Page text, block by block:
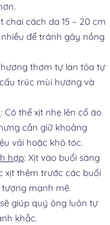
chai cách da 15 – 20 cm
để tránh gây nồng
thơm tự lan tỏa tự
trúc mùi hương và
: Có thể xịt nhẹ lên cổ áo
cần giữ khoảng
vải hoặc khô tóc.
hợp: Xịt vào buổi sáng
xịt thêm trước các buổi
mạnh mẽ.
giúp quý ông luôn tự
khắc.